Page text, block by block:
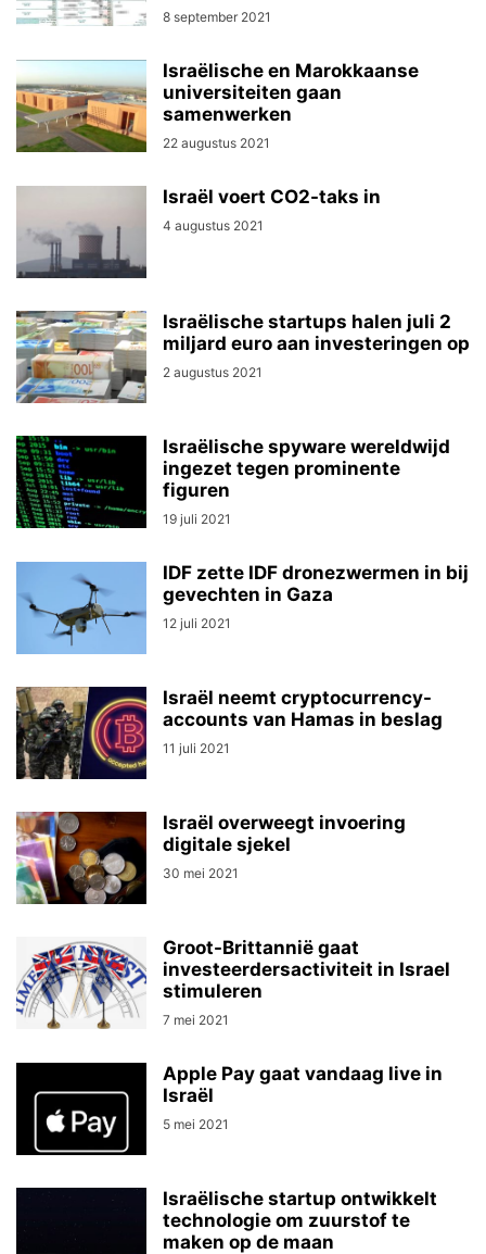
8 september 2021
Israëlische en Marokkaanse
universiteiten gaan
samenwerken
22 augustus 2021
Israël voert CO2-taks in
4 augustus 2021
Israëlische startups halen juli 2
miljard euro aan investeringen op
2 augustus 2021
Israëlische spyware wereldwijd
ingezet tegen prominente
figuren
19 juli 2021
IDF zette IDF dronezwermen in bij
gevechten in Gaza
12 juli 2021
Israël neemt cryptocurrency-
accounts van Hamas in beslag
11 juli 2021
Israël overweegt invoering
digitale sjekel
30 mei 2021
Groot-Brittannië gaat
investeerdersactiviteit in Israel
stimuleren
7 mei 2021
Apple Pay gaat vandaag live in
Israël
5 mei 2021
Israëlische startup ontwikkelt
technologie om zuurstof te
maken op de maan